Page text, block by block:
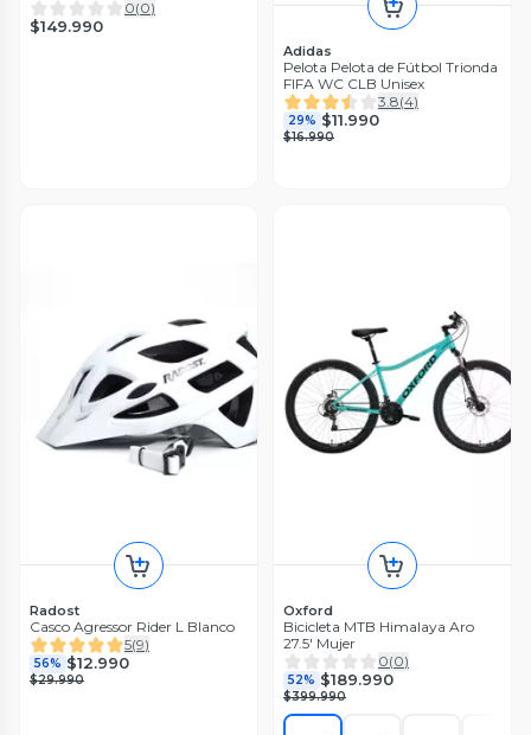
0(0)
$149.990
Adidas
Pelota Pelota de Fútbol Trionda
FIFA WC CLB Unisex
3.8(4)
29% $11.990
$16.990
Radost
Casco Agressor Rider L Blanco
5(9)
56% $12.990
$29.990
Oxford
Bicicleta MTB Himalaya Aro
27.5' Mujer
0(0)
52% $189.990
$399.990